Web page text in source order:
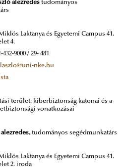
alezredestudományos
Laktanya és Egyetemi Campus 41.
4.
9000 / 29- 481
nke.hu
terület: kiberbiztonság katonai és a
vonatkozásai
, tudományos segédmunkatárs
Laktanya és Egyetemi Campus 41.
2. iroda